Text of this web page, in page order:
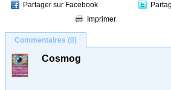
Partager sur Facebook
Imprimer
Commentaires (0)
Cosmog